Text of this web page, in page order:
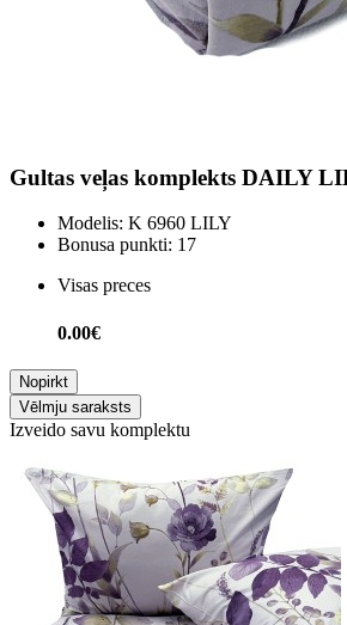
Gultas veļas komplekts DAILY
Modelis: K 6960 LILY
Bonusa punkti: 17
Visas preces
0.00€
Nopirkt
Vēlmju saraksts
Izveido savu komplektu